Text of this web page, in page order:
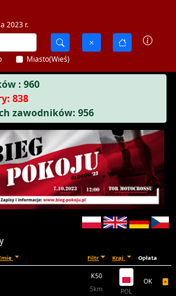
2023 r.
Miasto(Wieś)
: 960
838
zawodników: 956
Filtr Kraj Opłata
K50
5km
POL
OK